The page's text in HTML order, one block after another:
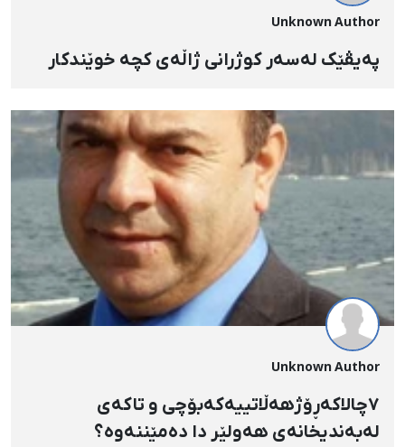
Unknown Author
پەیڤێک لەسەر کوژرانی ژاڵەی کچە خوێندکار
Unknown Author
٧چالاکه‌ڕۆژهه‌ڵاتییه‌که‌بۆچی و تاکه‌ی
له‌به‌ندیخانه‌ی هه‌ولێر دا ده‌مێننه‌وه‌؟